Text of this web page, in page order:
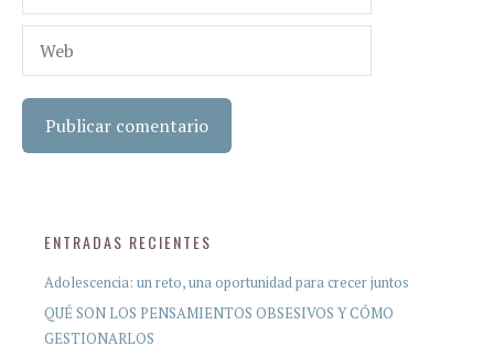
electrónico
Web
ENTRADAS RECIENTES
Adolescencia: un reto, una oportunidad para crecer juntos
QUÉ SON LOS PENSAMIENTOS OBSESIVOS Y CÓMO
GESTIONARLOS